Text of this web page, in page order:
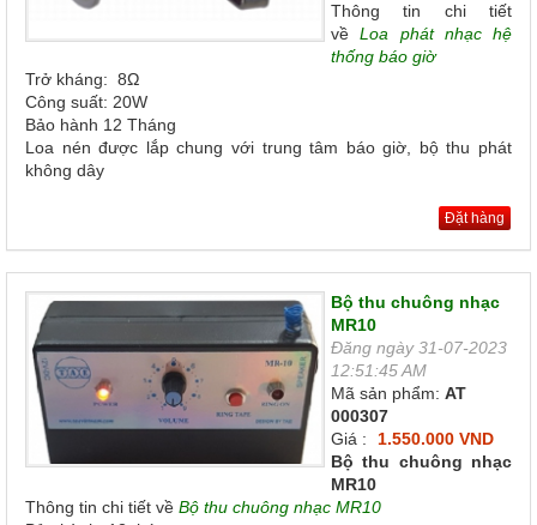
Thông tin chi tiết
vềLoa phát nhạc hệ
thống báo giờ
Trở kháng: 8Ω
Công suất: 20W
Bảo hành 12 Tháng
Loa nén được lắp chung với trung tâm báo giờ, bộ thu phát
không dây
Đặt hàng
Bộ thu chuông nhạc
MR10
Đăng ngày 31-07-2023
12:51:45 AM
Mã sản phẩm: AT
000307
Giá :
1.550.000 VND
Bộ thu chuông nhạc
MR10
Thông tin chi tiết về Bộ thu chuông nhạc MR10